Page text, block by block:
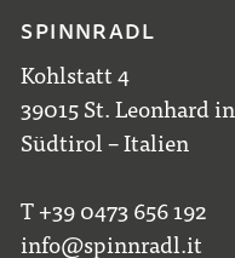
SPINNRADL
Kohlstatt 4
39015 St. Leonhard
Südtirol – Italien
T +39 0473 656 192
info@spinnradl.it